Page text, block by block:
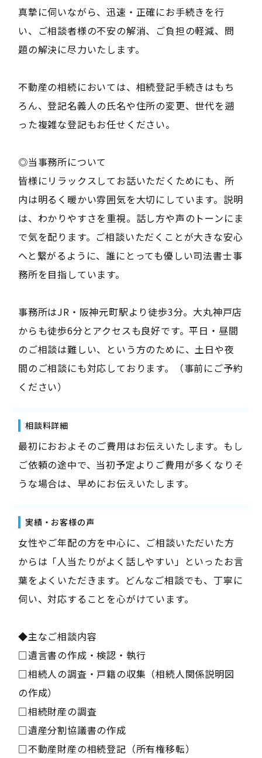
真摯に伺いながら、迅速・正確にお手続きを行
い、ご相談者様の不安の解消、ご負担の軽減、問
題の解決に尽力いたします。
不動産の相続においては、相続登記手続きはもち
ろん、登記名義人の氏名や住所の変更、世代を遡
った複雑な登記もお任せください。
◎当事務所について
皆様にリラックスしてお話いただくためにも、所
内は明るく暖かい雰囲気を大切にしています。説明
は、わかりやすさを重視。話し方や声のトーンにま
で気を配ります。ご相談いただくことが大きな安心
へと繋がるように、誰にとっても優しい司法書士事
務所を目指しています。
事務所はJR・阪神元町駅より徒歩3分。大丸神戸店
からも徒歩6分とアクセスも良好です。平日・昼間
のご相談は難しい、という方のために、土日や夜
間のご相談にも対応しております。（事前にご予約
ください）
相談料詳細
最初におおよそのご費用はお伝えいたします。もし
ご依頼の途中で、当初予定よりご費用が多くなりそ
うな場合は、早めにお伝えいたします。
実績・お客様の声
女性やご年配の方を中心に、ご相談いただいた方
からは「人当たりがよく話しやすい」といったお言
葉をよくいただきます。どんなご相談でも、丁寧に
伺い、対応することを心がけています。
◆主なご相談内容
□遺言書の作成・検認・執行
□相続人の調査・戸籍の収集（相続人関係説明図
の作成）
□相続財産の調査
□遺産分割協議書の作成
□不動産財産の相続登記（所有権移転）